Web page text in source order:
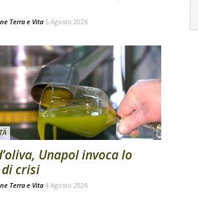
Terra e Vita 5 Agosto 2026
Unapol invoca lo
crisi
Terra e Vita4 Agosto 2026